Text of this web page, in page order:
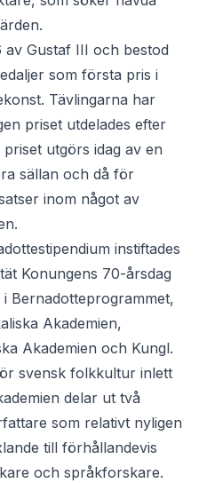
av Gustaf III och bestod
som första pris i
Tävlingarna har
priset utdelades efter
utgörs idag av en
sällan och då för
inom något av
instiftades
Konungens 70-årsdag
Bernadotteprogrammet,
Akademien,
Akademien och Kungl.
svensk folkkultur inlett
delar ut två
som relativt nyligen
till förhållandevis
och språkforskare.